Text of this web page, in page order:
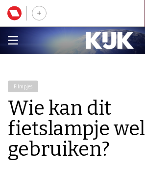
Filmpjes
Wie kan dit
fietslampje wel
gebruiken?